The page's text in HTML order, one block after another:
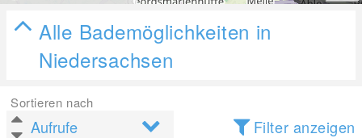
Alle Bademöglichkeiten in
Niedersachsen
Sortieren nach
Filter anzeigen